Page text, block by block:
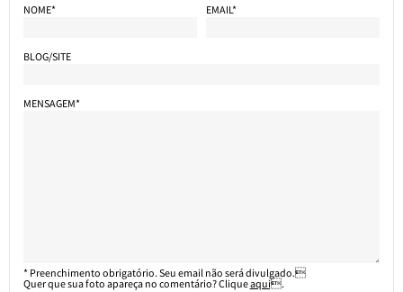
NOME* EMAIL*
BLOG/SITE
MENSAGEM*
* Preenchimento obrigatório. Seu email não será divulgado.
Quer que sua foto apareça no comentário? Cliqueaqui.